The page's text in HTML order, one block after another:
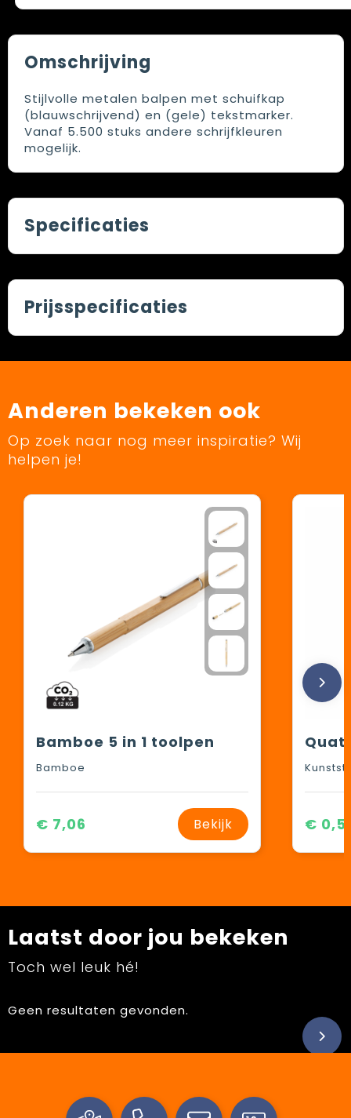
Omschrijving
Stijlvolle metalen balpen met schuifkap
(blauwschrijvend) en (gele) tekstmarker.
Vanaf 5.500 stuks andere schrijfkleuren
mogelijk.
Specificaties
Prijsspecificaties
Anderen bekeken ook
Op zoek naar nog meer inspiratie? Wij
helpen je!
Bamboe 5 in 1 toolpen
Bamboe
€ 7,06 Bekijk €
Laatst door jou bekeken
Toch wel leuk hé!
Geen resultaten gevonden.